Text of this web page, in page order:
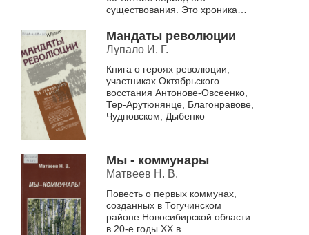
существования. Это хроника
повседневной жизни Института,
отражающих важнейшие на...
Мандаты революции
Лупало И. Г.
Книга о героях революции,
участниках Октябрьского
восстания Антонове-Овсеенко,
Тер-Арутюнянце, Благонравове,
Чудновском, Дыбенко
Мы - коммунары
Матвеев Н. В.
Повесть о первых коммунах,
созданных в Тогучинском
районе Новосибирской области
в 20-е годы XX в.